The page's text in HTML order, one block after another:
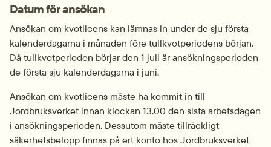
Datum för ansökan
Ansökan om kvotlicens kan lämnas in under de sju första
kalenderdagarna i månaden före tullkvotperiodens början.
Då tullkvotperioden börjar den 1 juli är ansökningsperioden
de första sju kalenderdagarna i juni.
Ansökan om kvotlicens måste ha kommit in till
Jordbruksverket innan klockan 13.00 den sista arbetsdagen
i ansökningsperioden. Dessutom måste tillräckligt
säkerhetsbelopp finnas på ert konto hos Jordbruksverket